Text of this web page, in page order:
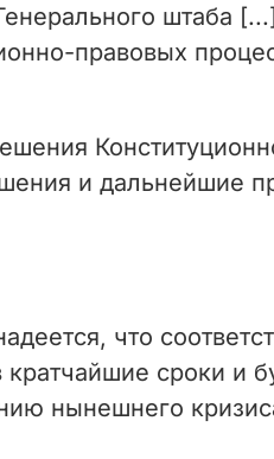
штаба
правовых
и дальнейшие
что
сроки и
нынешнего